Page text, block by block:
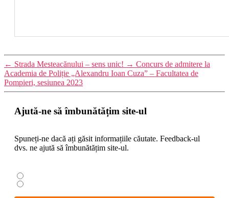
← Strada Mesteacănului – sens unic! → Concurs de admitere la
Academia de Poliție „Alexandru Ioan Cuza” – Facultatea de
Pompieri, sesiunea 2023
Ajută-ne să îmbunătățim site-ul
Spuneți-ne dacă ați găsit informațiile căutate. Feedback-ul
dvs. ne ajută să îmbunătățim site-ul.